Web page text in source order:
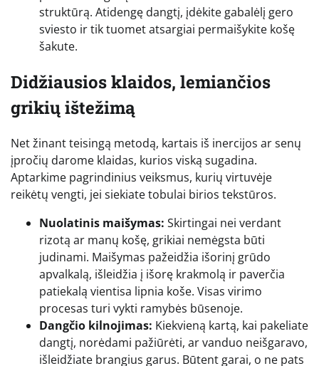
struktūrą. Atidengę dangtį, įdėkite gabalėlį gero
sviesto ir tik tuomet atsargiai permaišykite košę
šakute.
Didžiausios klaidos, lemiančios
grikių ištežimą
Net žinant teisingą metodą, kartais iš inercijos ar senų
įpročių darome klaidas, kurios viską sugadina.
Aptarkime pagrindinius veiksmus, kurių virtuvėje
reikėtų vengti, jei siekiate tobulai birios tekstūros.
Nuolatinis maišymas: Skirtingai nei verdant
rizotą ar manų košę, grikiai nemėgsta būti
judinami. Maišymas pažeidžia išorinį grūdo
apvalkalą, išleidžia į išorę krakmolą ir paverčia
patiekalą vientisa lipnia koše. Visas virimo
procesas turi vykti ramybės būsenoje.
Dangčio kilnojimas: Kiekvieną kartą, kai pakeliate
dangtį, norėdami pažiūrėti, ar vanduo neišgaravo,
išleidžiate brangius garus. Būtent garai, o ne pats